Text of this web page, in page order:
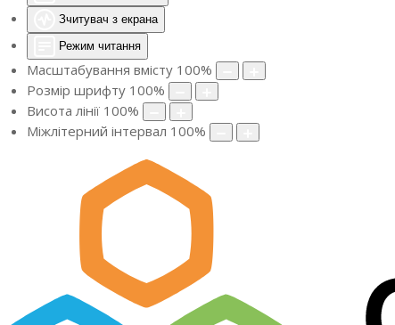
Зчитувач з екрана
Режим читання
Масштабування вмісту 100%
Розмір шрифту 100%
Висота лінії 100%
Міжлітерний інтервал 100%